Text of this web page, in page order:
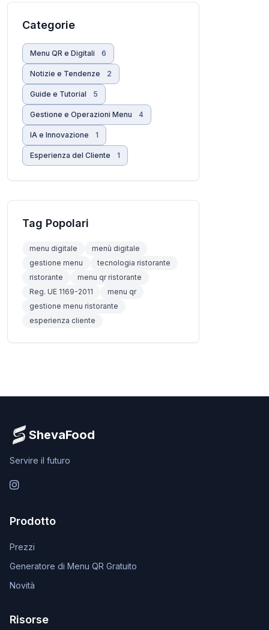
Categorie
Menu QR e Digitali 6
Notizie e Tendenze 2
Guide e Tutorial 5
Gestione e Operazioni Menu 4
IA e Innovazione 1
Esperienza del Cliente 1
Tag Popolari
menu digitale
menù digitale
gestione menu
tecnologia ristorante
ristorante
menu qr ristorante
Reg. UE 1169-2011
menu qr
gestione menu ristorante
esperienza cliente
ShevaFood
Servire il futuro
Instagram
Prodotto
Prezzi
Generatore di Menu QR Gratuito
Novità
Risorse